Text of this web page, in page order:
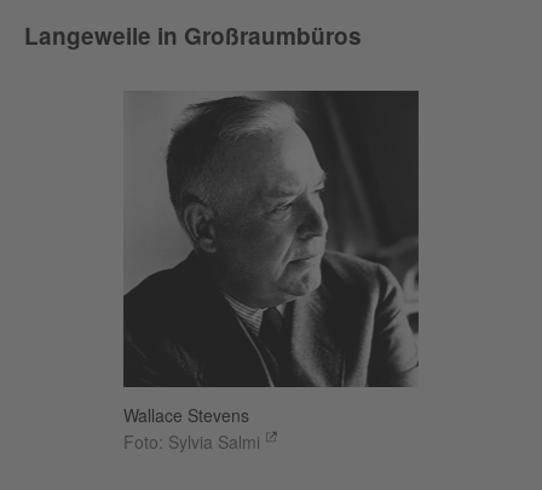
Langeweile in Großraumbüros
Wallace Stevens
Foto: Sylvia Salmi